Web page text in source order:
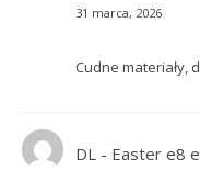
31 marca, 2026
Cudne materiały,
DL - Easter e8